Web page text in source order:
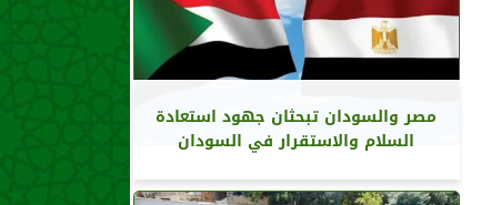
مصر والسودان تبحثان جهود استعادة
السلام والاستقرار في السودان